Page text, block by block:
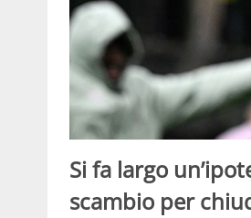
Si fa largo
scambio per